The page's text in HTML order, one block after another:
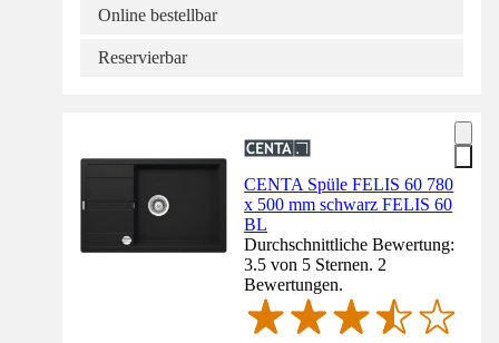
Online bestellbar
Reservierbar
CENTA Spüle FELIS 60 780
x 500 mm schwarz FELIS 60
BL
Durchschnittliche Bewertung:
3.5 von 5 Sternen. 2
Bewertungen.